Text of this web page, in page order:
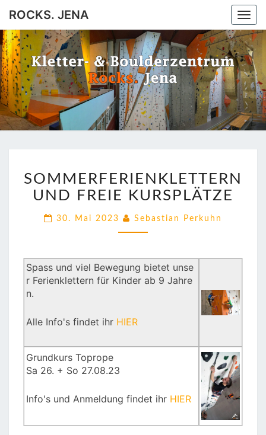
ROCKS. JENA
ROCKS.
JENA
Jena
UND
FREIE
KURSPLÄTZE
SOMMERFERIENKLETTERN
UND FREIE KURSPLÄTZE
30. Mai 2023 Sebastian Perkuhn
Spass und viel Bewegung bietet unse
r Ferienklettern für Kinder ab 9 Jahre
n.
Alle Info's findet ihr HIER
Grundkurs Toprope
Sa 26. + So 27.08.23
Info's und Anmeldung findet ihr HIER